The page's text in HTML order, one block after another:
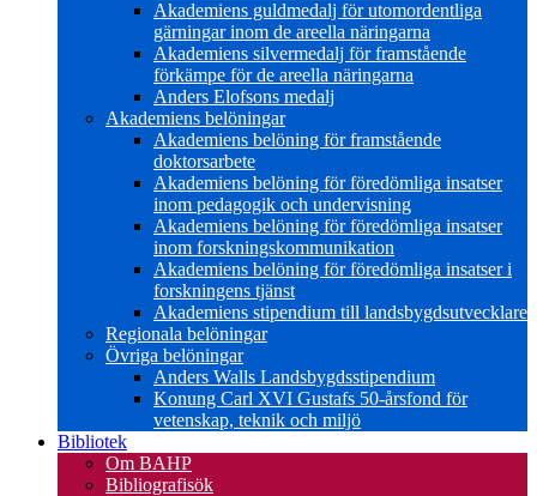
Akademiens guldmedalj för utomordentliga
gärningar inom de areella näringarna
Akademiens silvermedalj för framstående
förkämpe för de areella näringarna
Anders Elofsons medalj
Akademiens belöningar
Akademiens belöning för framstående
doktorsarbete
Akademiens belöning för föredömliga insatser
inom pedagogik och undervisning
Akademiens belöning för föredömliga insatser
inom forskningskommunikation
Akademiens belöning för föredömliga insatser i
forskningens tjänst
Akademiens stipendium till landsbygdsutvecklare
Regionala belöningar
Övriga belöningar
Anders Walls Landsbygdsstipendium
Konung Carl XVI Gustafs 50-årsfond för
vetenskap, teknik och miljö
Bibliotek
Om BAHP
Bibliografisök